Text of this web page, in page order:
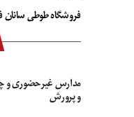
فروشگاه طوطی
مدارس غیرحضوری و
و پرورش